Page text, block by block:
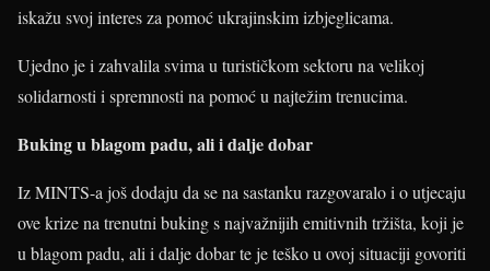
iskažu svoj interes za pomoć ukrajinskim izbjeglicama.
Ujedno je i zahvalila svima u turističkom sektoru na velikoj
solidarnosti i spremnosti na pomoć u najtežim trenucima.
Buking u blagom padu, ali i dalje dobar
Iz MINTS-a još dodaju da se na sastanku razgovaralo i o utjecaju
ove krize na trenutni buking s najvažnijih emitivnih tržišta, koji je
u blagom padu, ali i dalje dobar te je teško u ovoj situaciji govoriti